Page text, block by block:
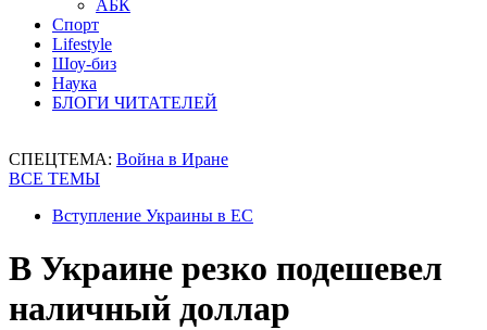
АБК
Спорт
Lifestyle
Шоу-биз
Наука
БЛОГИ ЧИТАТЕЛЕЙ
СПЕЦТЕМА: Война в Иране
ВСЕ ТЕМЫ
Вступление Украины в ЕС
В Украине резко подешевел
наличный доллар